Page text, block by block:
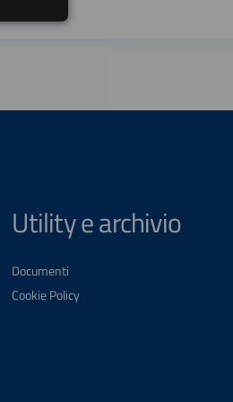
Utility e archivio
Documenti
Cookie Policy